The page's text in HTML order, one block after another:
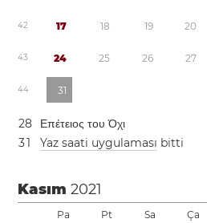
42 17 18 19 20
43 24 25 26 27
44 31
28
Επέτειος του Όχι
31 Yaz saati uygulaması bitti
Kasım2021
Pa Pt Sa Ça